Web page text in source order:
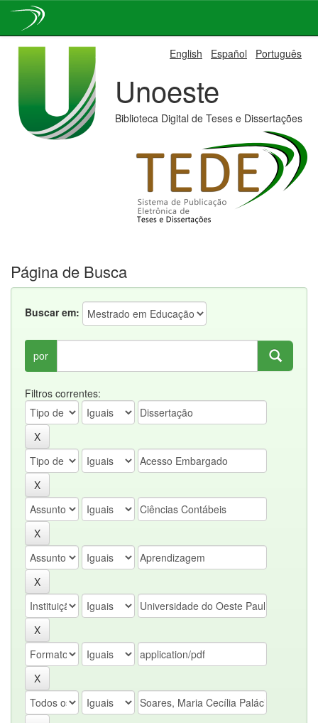
English Español Português
Unoeste
Biblioteca Digital de Teses e Dissertações
Página de Busca
Buscar em:
por
Filtros correntes: